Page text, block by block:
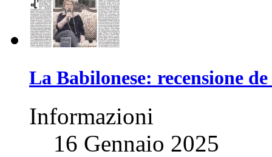
La Babilonese: recensione
Informazioni
16 Gennaio 2025